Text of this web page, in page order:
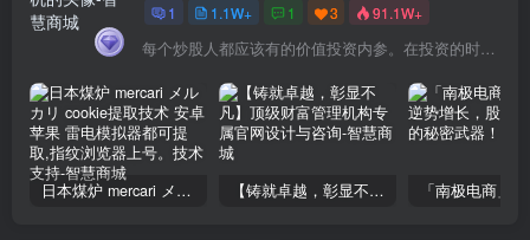
1 1.1W+ 1 3 91.1W+
每个炒股人都应该有的价值投资内参。在投资的时候，我们把自己看成是企业分析师——而不是市场分析师，也不是宏观经济分析师，更不是证券分析师。
日本煤炉 mercari メルカリ cookie提取技术 安卓 苹果 雷电模拟器都可提取,指纹浏览器上号。技术支持 【铸就卓越，彰显不凡】顶级财富管理机构专属官网设计与咨询